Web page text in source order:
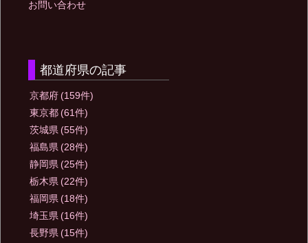
お問い合わせ
都道府県の記事
京都府 (159件)
東京都 (61件)
茨城県 (55件)
福島県 (28件)
静岡県 (25件)
栃木県 (22件)
福岡県 (18件)
埼玉県 (16件)
長野県 (15件)